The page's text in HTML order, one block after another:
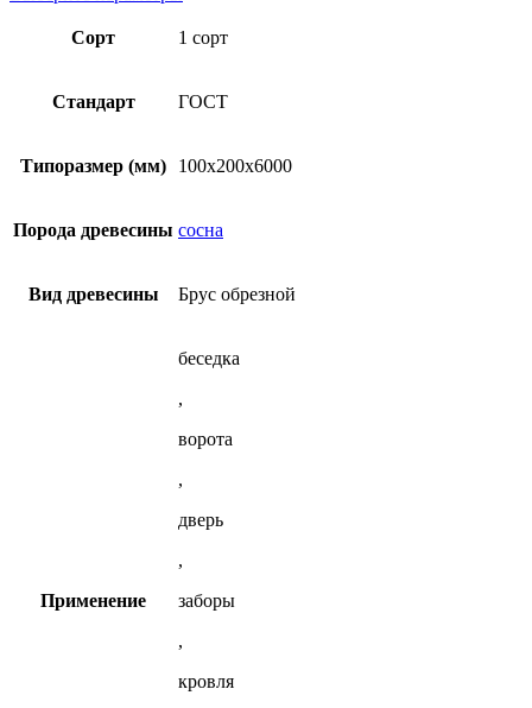
сосны
Брус
обрезной
100х200х6000
сосны
(ГОСТ)
имеет
Опции
на
Сорт 1 сорт
Стандарт ГОСТ
Типоразмер (мм) 100x200x6000
Порода древесины сосна
Вид древесины Брус обрезной
Применение
беседка
,
ворота
,
дверь
,
заборы
,
кровля